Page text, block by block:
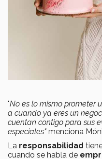
"No es lo mismo prometer
a cuando ya eres un
cuentan contigo para sus
especiales" menciona
La responsabilidad
cuando se habla de